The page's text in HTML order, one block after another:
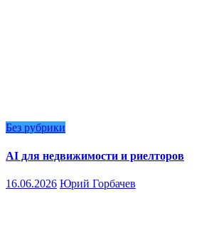
Без рубрики
AI для недвижимости и риелторов
16.06.2026 Юрий Горбачев